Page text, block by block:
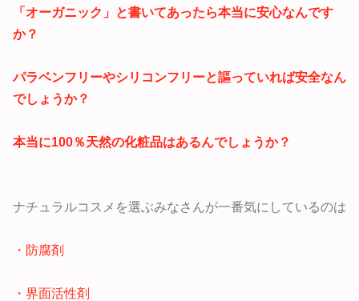
「オーガニック」と書いてあったら本当に安心なんです
か？
パラベンフリーやシリコンフリーと謳っていれば安全なん
でしょうか？
本当に100％天然の化粧品はあるんでしょうか？
ナチュラルコスメを選ぶみなさんが一番気にしているのは
・防腐剤
・界面活性剤